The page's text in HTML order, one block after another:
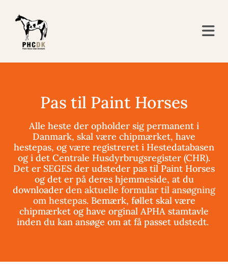
Pas til Paint Horses
Alle heste der opholder sig permanent i
Danmark, skal være chipmærket, have
hestepas, og være registreret i Hestedatabasen
og i det Centrale Husdyrbrugsregister (CHR).
Det er SEGES der udsteder pas til Paint Horses
og det er på deres hjemmeside, at du
downloader den aktuelle formular til ansøgning
om hestepas. Bemærk, føllet skal være
chipmærket og have orginal APHA stamtavle
inden du kan ansøge om at få passet udstedt.